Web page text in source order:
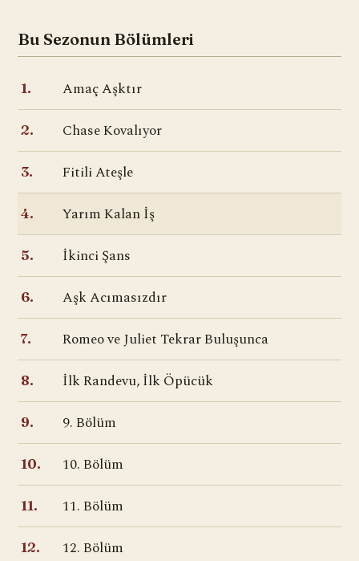
Bu Sezonun Bölümleri
1. Amaç Aşktır
2. Chase Kovalıyor
3. Fitili Ateşle
4. Yarım Kalan İş
5. İkinci Şans
6. Aşk Acımasızdır
7. Romeo ve Juliet Tekrar Buluşunca
8. İlk Randevu, İlk Öpücük
9. 9. Bölüm
10. 10. Bölüm
11. 11. Bölüm
12. 12. Bölüm